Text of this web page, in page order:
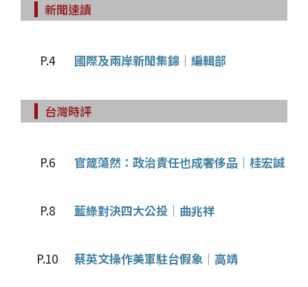
新聞速讀
P.4 國際及兩岸新聞集錦│編輯部
台灣時評
P.6 官箴蕩然：政治責任也成奢侈品｜桂宏誠
P.8 藍綠對決四大公投│曲兆祥
P.10 蔡英文操作美軍駐台假象│高靖